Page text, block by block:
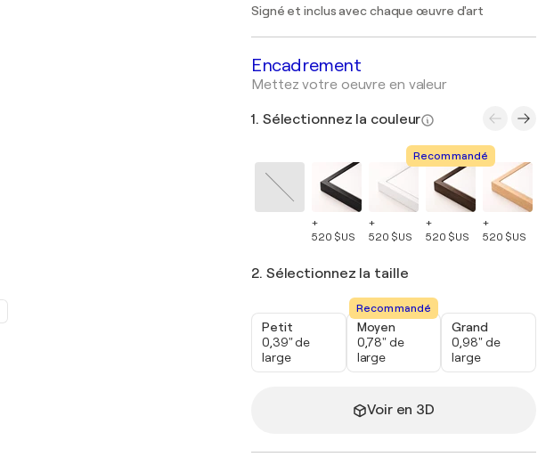
Signé et inclus avec chaque œuvre d'art
Encadrement
Mettez votre oeuvre en valeur
1. Sélectionnez la couleur
+
520 $US
+
520 $US
Recommandé
+
520 $US
+
520 $US
2. Sélectionnez la taille
Petit
0,39" de
large
Recommandé
Moyen
0,78" de
large
Grand
0,98" de
large
Voir en 3D